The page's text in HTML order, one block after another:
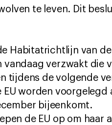
te leven. Dit
Habitatrichtlijn van de
vandaag verzwakt die
tijdens de volgende
worden voorgelegd
bijeenkomt.
de EU op om haar